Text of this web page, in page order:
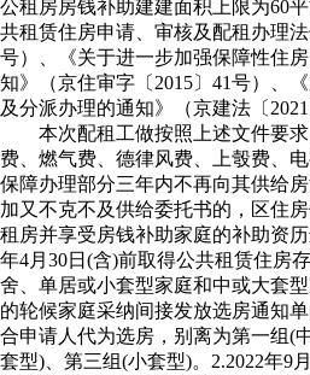
公租房房钱补助建建面积上限为60
共租赁住房申请、审核及配租办理
号）、《关于进一步加强保障性住
知》（京住审字〔2015〕41号）、
及分派办理的通知》（京建法〔
本次配租工做按照上述文件要求
费、燃气费、德律风费、上彀费、
保障办理部分三年内不再向其供给
加又不克不及供给委托书的，区住
租房并享受房钱补助家庭的补助资
年4月30日(含)前取得公共租赁住房
舍、单居或小套型家庭和中或大套
的轮候家庭采纳间接发放选房通知
合申请人代为选房，别离为第一组(
套型)、第三组(小套型)。2.2022年9